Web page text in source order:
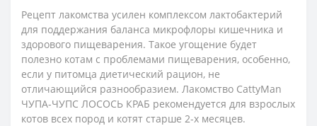
Рецепт лакомства усилен комплексом лактобактерий
для поддержания баланса микрофлоры кишечника и
здорового пищеварения. Такое угощение будет
полезно котам с проблемами пищеварения, особенно,
если у питомца диетический рацион, не
отличающийся разнообразием. Лакомство CattyMan
ЧУПА-ЧУПС ЛОСОСЬ КРАБ рекомендуется для взрослых
котов всех пород и котят старше 2-х месяцев.